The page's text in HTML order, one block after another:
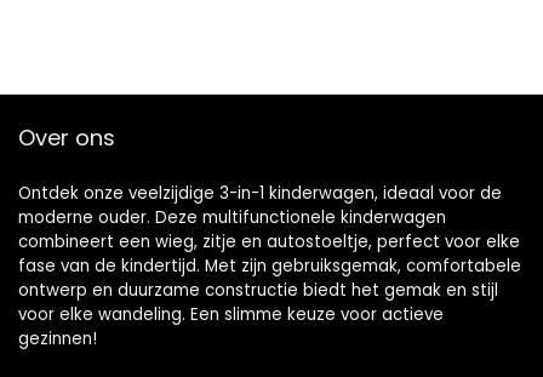
Over ons
Ontdek onze veelzijdige 3-in-1 kinderwagen, ideaal voor de
moderne ouder. Deze multifunctionele kinderwagen
combineert een wieg, zitje en autostoeltje, perfect voor elke
fase van de kindertijd. Met zijn gebruiksgemak, comfortabele
ontwerp en duurzame constructie biedt het gemak en stijl
voor elke wandeling. Een slimme keuze voor actieve
gezinnen!